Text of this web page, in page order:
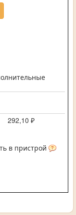
292,10 ₽
в пристрой